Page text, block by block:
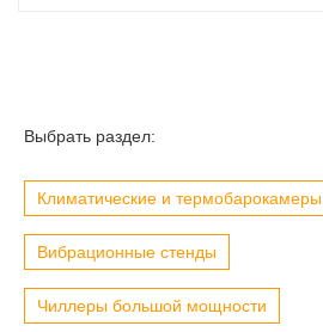
Выбрать раздел:
Климатические и термобарокамеры
Вибрационные стенды
Чиллеры большой мощности